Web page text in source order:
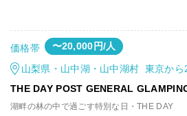
価格帯 〜20,000円/人
山梨県・山中湖・山中湖村 東京から
THE DAY POST GENERAL
湖畔の林の中で過ごす特別な日・THE DAY